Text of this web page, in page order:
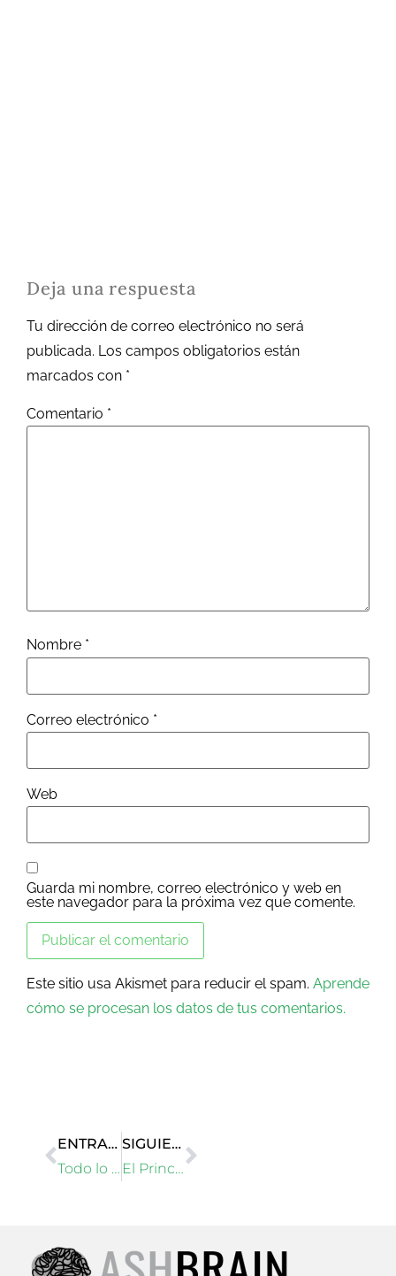
Deja una respuesta
Tu dirección de correo electrónico no será
publicada. Los campos obligatorios están
marcados con *
Comentario *
Nombre *
Correo electrónico *
Web
Guarda mi nombre, correo electrónico y web en
este navegador para la próxima vez que comente.
Este sitio usa Akismet para reducir el spam. Aprende
cómo se procesan los datos de tus comentarios.
ENTRADA PREVIA
Todo lo que sabes sobre la adicción es incorrecto
SIGUIENTE ENTRADA
El Principio de Dilbert